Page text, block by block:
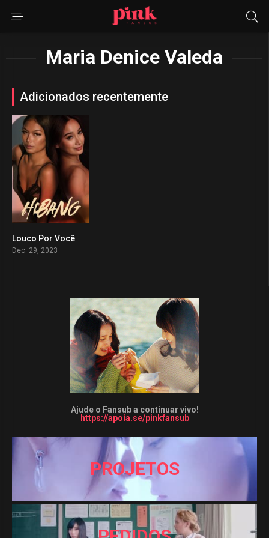
Maria Denice Valeda
Adicionados recentemente
Louco Por Você
Dec. 29, 2023
Ajude o Fansub a continuar vivo!
https://apoia.se/pinkfansub
PROJETOS